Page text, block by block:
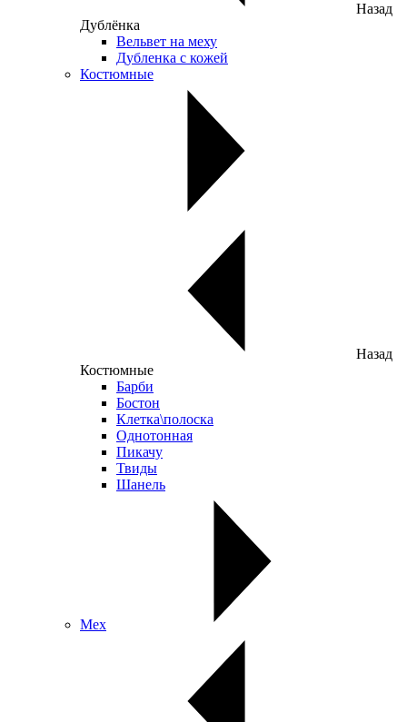
Назад
Дублёнка
Вельвет на меху
Дубленка с кожей
Костюмные
Назад
Костюмные
Барби
Бостон
Клетка\полоска
Однотонная
Пикачу
Твиды
Шанель
Мех